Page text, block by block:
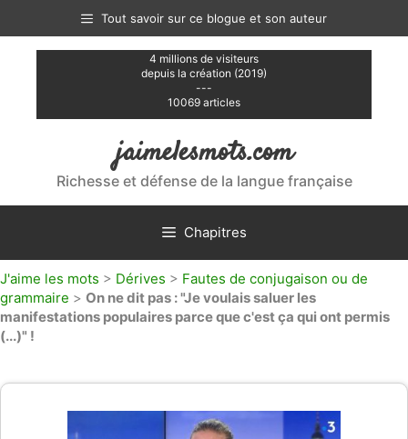
contenu
Tout savoir sur ce blogue et son auteur
4 millions de visiteurs
depuis la création (2019)
---
10069 articles
jaimelesmots.com
Richesse et défense de la langue française
Chapitres
J'aime les mots > Dérives > Fautes de conjugaison ou de
grammaire > On ne dit pas : "Je voulais saluer les
manifestations populaires parce que c'est ça qui ont permis
(...)" !